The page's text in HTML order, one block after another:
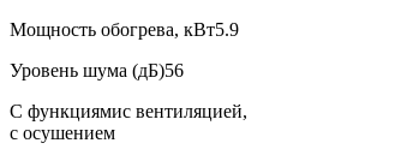
Мощность обогрева, кВт5.9
Уровень шума (дБ)56
С функциямис вентиляцией,
с осушением